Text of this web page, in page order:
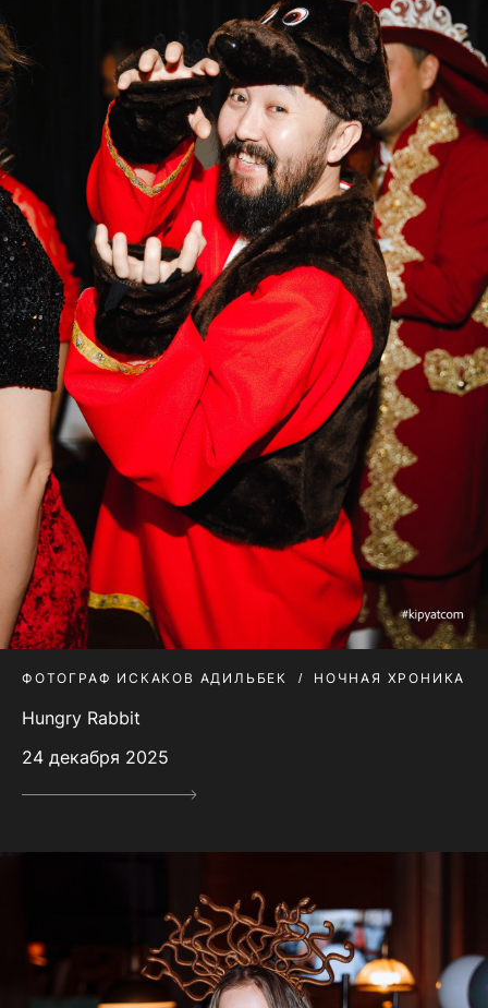
ФОТОГРАФ ИСКАКОВ АДИЛЬБЕК НОЧНАЯ ХРОНИКА
Hungry Rabbit
24 декабря 2025